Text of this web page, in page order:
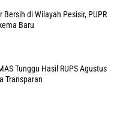
Bersih di Wilayah Pesisir, PUPR
Baru
Tunggu Hasil RUPS Agustus
Transparan